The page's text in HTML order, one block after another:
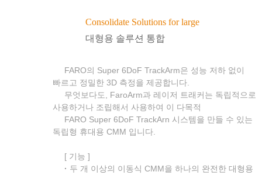
Consolidate Solutions for large
대형용 솔루션 통합
FARO의 Super 6DoF TrackArm은 성능 저하 없이
빠르고 정밀한 3D 측정을 제공합니다.
무엇보다도, FaroArm과 레이저 트래커는 독립적으로
사용하거나 조립해서 사용하여 이 다목적
FARO Super 6DoF TrackArn 시스템을 만들 수 있는
독립형 휴대용 CMM 입니다.
[ 기능 ]
· 두 개 이상의 이동식 CMM을 하나의 완전한 대형용